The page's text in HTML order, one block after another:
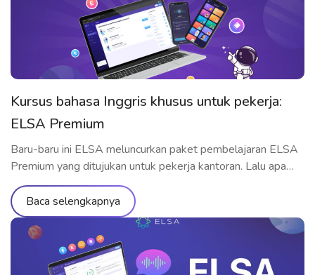
Kursus bahasa Inggris khusus untuk pekerja:
ELSA Premium
Baru-baru ini ELSA meluncurkan paket pembelajaran ELSA
Premium yang ditujukan untuk pekerja kantoran. Lalu apa
saja yang termasuk dalam paket pembelajaran ini? Mengapa
ELSA Premium cocok untuk pekerja? Yuk cari tahu melalui
artikel berikut ini!
Baca selengkapnya